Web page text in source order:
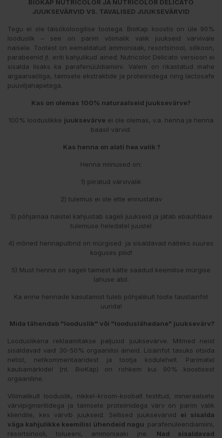
BIOKAP NUTRICOLOR JA NUTRICOLOR DELICATO
JUUKSEVÄRVID VS. TAVALISED JUUKSEVÄRVID
Tegu ei ole täisökoloogilise tootega. BioKap koostis on üle 90%
looduslik – see on parim võimalik valik juukseid värvivale
naisele. Tootest on eemaldatud ammoniaak, resortsinool, silikoon,
parabeenid jt. eriti kahjulikud ained. Nutricolor Delicato versioon ei
sisalda lisaks ka parafenüüldiamiini. Valem on rikastatud mahe
argaaniaõliga, taimsete ekstraktide ja proteiinidega ning lactosafe
puuviljahapetega.
Kas on olemas 100% naturaalseid juuksevärve?
100% looduslikke juuksevärve ei ole olemas, v.a. henna ja henna
baasil värvid.
Kas henna on alati hea valik ?
Henna miinused on:
1) piiratud värvivalik
2) tulemus ei ole ette ennustatav
3) põhjamaa naistel kahjustab sageli juukseid ja jätab ebaühtlase
tulemuse heledatel juustel
4) mõned hennapulbrid on mürgised ja sisaldavad näiteks suures
koguses pliid!
5) Must henna on sageli taimest kätte saadud keemilise mürgise
lahuse abil.
Ka enne hennade kasutamist tuleb põhjalikult toote taustainfot
uurida!
Mida tähendab "looduslik" või "looduslähedane" juuksevärv?
Looduslikena reklaamitakse paljusid juuksevärve. Mitmed neist
sisaldavad vaid 30-50% orgaanilisi aineid. Lisainfot tasuks otsida
netist, netikommentaaridest ja tootja kodulehelt. Parimatel
kaubamärkidel (nt. BioKap) on rohkem kui 90% koostisest
orgaaniline.
Võimalikult looduslik, nikkel-kroom-koobalt testitud, mineraalsete
värvipigmentidega ja taimsete proteiinidega värv on parim valik
kliendile, kes värvib juukseid. Sellised juuksevärvid ei sisalda
väga kahjulikke keemilisi ühendeid nagu parafenüleendiamiini,
resortsinooli, tolueeni, ammoniaaki jne. Nad sisaldavad